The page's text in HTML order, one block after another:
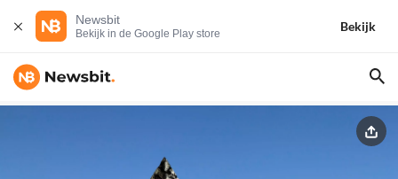
Newsbit
Bekijk in de Google Play store
Bekijk